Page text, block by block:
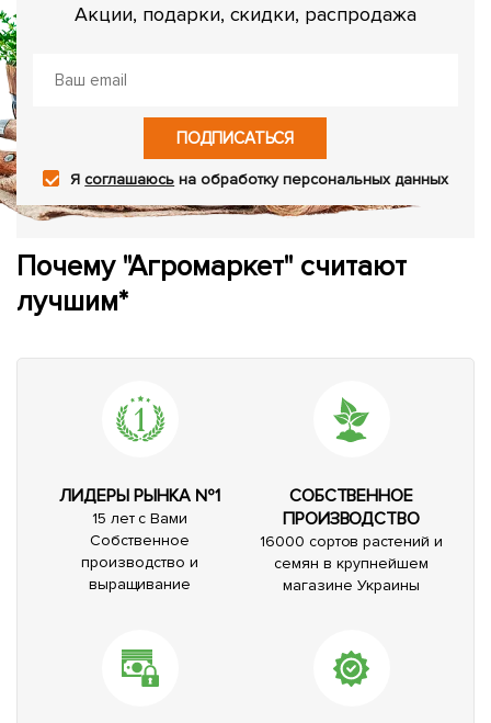
Акции, подарки, скидки, распродажа
ПОДПИСАТЬСЯ
Ясоглашаюсь на обработку персональных данных
Почему "Агромаркет" считают
лучшим*
ЛИДЕРЫ РЫНКА №1
15 лет с Вами
Собственное
производство и
выращивание
СОБСТВЕННОЕ
ПРОИЗВОДСТВО
16000 сортов растений и
семян в крупнейшем
магазине Украины